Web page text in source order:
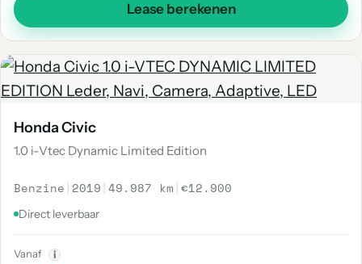
Lease berekenen
Honda Civic
1.0 i-Vtec Dynamic Limited Edition
Benzine | 2019 |49.987 km |€12.900
Direct leverbaar
Vanaf i